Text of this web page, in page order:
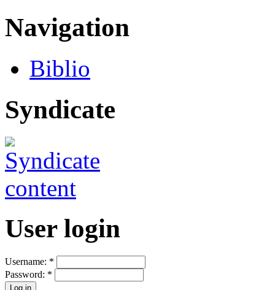
Navigation
Biblio
Syndicate
User login
Username: *
Password: *